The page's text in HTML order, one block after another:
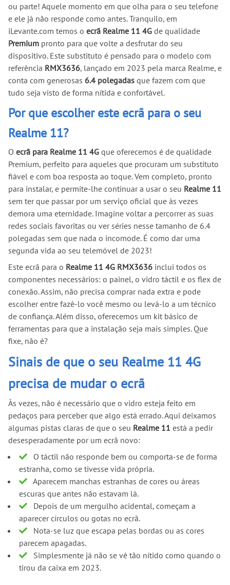
ou parte! Aquele momento em que olha para o seu telefone
e ele já não responde como antes. Tranquilo, em
iLevante.com temos o ecrã Realme 11 4G de qualidade
Premium pronto para que volte a desfrutar do seu
dispositivo. Este substituto é pensado para o modelo com
referência RMX3636, lançado em 2023 pela marca Realme, e
conta com generosas 6.4 polegadas que fazem com que
tudo seja visto de forma nítida e confortável.
Por que escolher este ecrã para o seu
Realme 11?
O ecrã para Realme 11 4G que oferecemos é de qualidade
Premium, perfeito para aqueles que procuram um substituto
fiável e com boa resposta ao toque. Vem completo, pronto
para instalar, e permite-lhe continuar a usar o seu Realme 11
sem ter que passar por um serviço oficial que às vezes
demora uma eternidade. Imagine voltar a percorrer as suas
redes sociais favoritas ou ver séries nesse tamanho de 6.4
polegadas sem que nada o incomode. É como dar uma
segunda vida ao seu telemóvel de 2023!
Este ecrã para o Realme 11 4G RMX3636 inclui todos os
componentes necessários: o painel, o vidro táctil e os flex de
conexão. Assim, não precisa comprar nada extra e pode
escolher entre fazê-lo você mesmo ou levá-lo a um técnico
de confiança. Além disso, oferecemos um kit básico de
ferramentas para que a instalação seja mais simples. Que
fixe, não é?
Sinais de que o seu Realme 11 4G
precisa de mudar o ecrã
Às vezes, não é necessário que o vidro esteja feito em
pedaços para perceber que algo está errado. Aqui deixamos
algumas pistas claras de que o seu Realme 11 está a pedir
desesperadamente por um ecrã novo:
O táctil não responde bem ou comporta-se de forma
estranha, como se tivesse vida própria.
Aparecem manchas estranhas de cores ou áreas
escuras que antes não estavam lá.
Depois de um mergulho acidental, começam a
aparecer círculos ou gotas no ecrã.
Nota-se luz que escapa pelas bordas ou as cores
parecem apagadas.
Simplesmente já não se vê tão nítido como quando o
tirou da caixa em 2023.